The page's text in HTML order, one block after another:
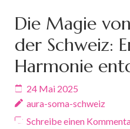
Die Magie
der Schweiz:
Harmonie
24 Mai 2025
aura-soma-schweiz
Schreibe einen